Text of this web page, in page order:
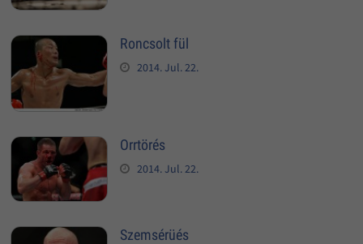
Roncsolt fül
2014. Jul. 22.
Orrtörés
2014. Jul. 22.
Szemsérüés